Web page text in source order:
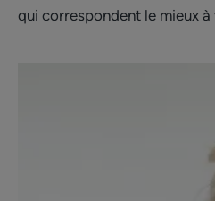
qui correspondent le mieux